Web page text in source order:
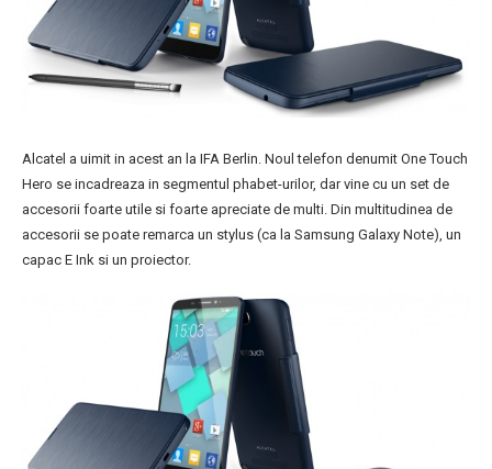
Alcatel a uimit in acest an la IFA Berlin. Noul telefon denumit One Touch
Hero se incadreaza in segmentul phabet-urilor, dar vine cu un set de
accesorii foarte utile si foarte apreciate de multi. Din multitudinea de
accesorii se poate remarca un stylus (ca la Samsung Galaxy Note), un
capac E Ink si un proiector.